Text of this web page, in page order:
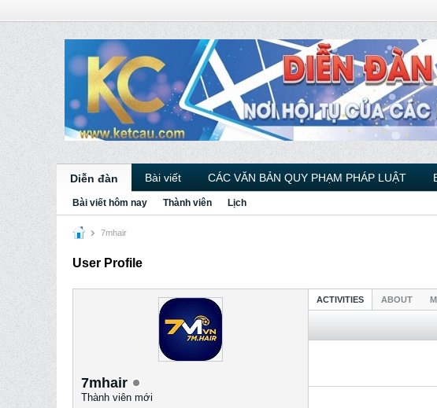
Diễn đàn Bài viết CÁC VĂN BẢN QUY PHẠM PHÁP LUẬT
Bài viết hôm nay Thành viên Lịch
7mhair
User Profile
7mhair
Thành viên mới
ACTIVITIES ABOUT